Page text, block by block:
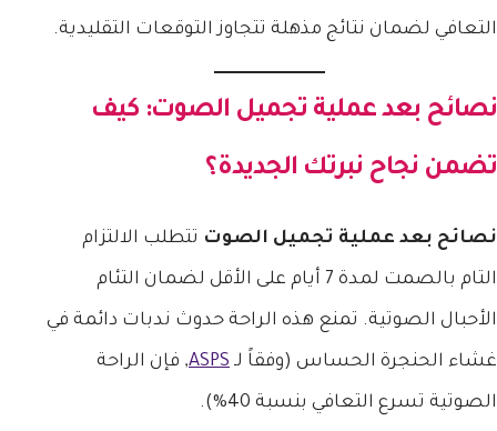
التعافي لضمان نتائج مذهلة تتجاوز التوقعات التقليدية.
نصائح بعد عملية تجميل الصوت: كيف
تضمن نجاح نبرتك الجديدة؟
نصائح بعد عملية تجميل الصوت تتطلب الالتزام
التام بالصمت لمدة 7 أيام على الأقل لضمان التئام
الأحبال الصوتية. تمنع هذه الراحة حدوث ندبات دائمة في
غشاء الحنجرة الحساس (وفقاً لـ ASPS, فإن الراحة
الصوتية تسرع التعافي بنسبة 40%).